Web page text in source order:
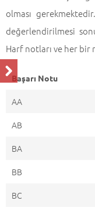
olması
değerlendirilmesi
Harf notları ve her bir
Başarı Notu
AA
AB
BA
BB
BC